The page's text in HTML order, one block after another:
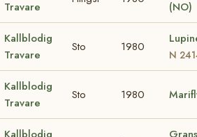
Travare (NO)
Kallblodig
Travare
Sto 1980
N
Kallblodig
Travare
Sto 1980
Kallblodig